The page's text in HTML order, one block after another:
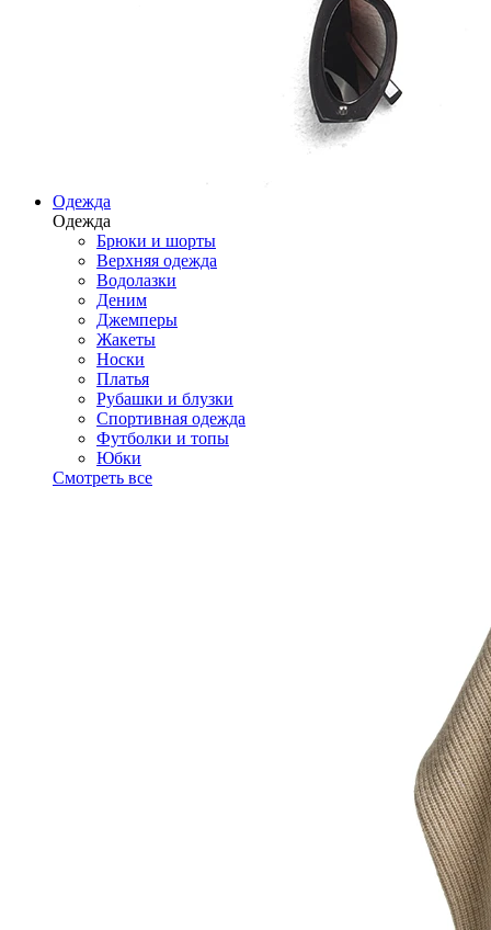
Одежда
Одежда
Брюки и шорты
Верхняя одежда
Водолазки
Деним
Джемперы
Жакеты
Носки
Платья
Рубашки и блузки
Спортивная одежда
Футболки и топы
Юбки
Смотреть все